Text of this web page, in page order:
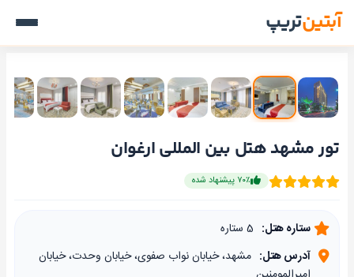
آبتینتریپ
تور مشهد هتل بین المللی ارغوان
۷۰٪ پیشنهاد شده
ستاره هتل:
آدرس هتل: مشهد، خیابان نواب صفوی، خیابان وحدت، خیابان